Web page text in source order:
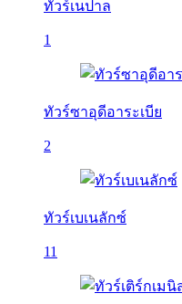
ทัวร์เนปาล
1
ทัวร์ซาอุดีอาระเบีย
2
ทัวร์เบเนลักซ์
11